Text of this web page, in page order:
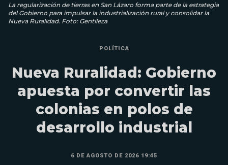
La regularización de tierras en San Lázaro forma parte de la estrategia
del Gobierno para impulsar la industrialización rural y consolidar la
Nueva Ruralidad. Foto: Gentileza
POLÍTICA
Nueva Ruralidad: Gobierno
apuesta por convertir las
colonias en polos de
desarrollo industrial
6 DE AGOSTO DE 2026 19:45